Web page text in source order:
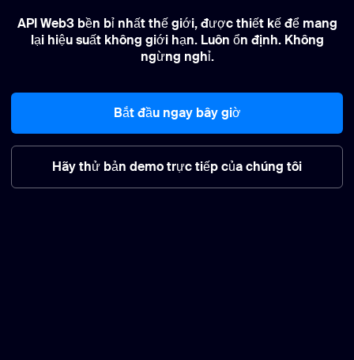
API Web3 bền bỉ nhất thế giới, được thiết kế để mang
lại hiệu suất không giới hạn. Luôn ổn định. Không
ngừng nghỉ.
Bắt đầu ngay bây giờ
Hãy thử bản demo trực tiếp của chúng tôi